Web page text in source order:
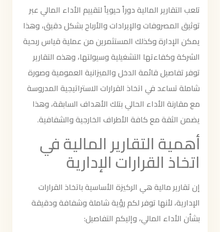
تلعب التقارير المالية دوراً حيوياً لتقييم الأداء المالي عبر
توثيق المصروفات والإيرادات والأرباح بشكل دقيق، وهذا
يمكن الإدارة وكذلك المستثمرين من عملية قياس ربحية
الشركة وكفاءتها التشغيلية وسيولتها، وهذه التقارير
توفر تفاصيل قائمة الدخل والميزانية العمومية وصورة
شاملة تساعد في اتخاذ القرارات الاستراتيجية المدروسة
مع مقارنة الأداء الحالي بتلك الأهداف السابقة، وهذا
يضمن الثقة مع كافة الأطراف الخارجية والشفافية.
أهمية التقارير المالية في
اتخاذ القرارات الإدارية
إن تقارير مالية هي الركيزة الأساسية باتخاذ القرارات
الإدارية، لأنها توفر لكم رؤية شاملة وشفافة ودقيقة
بشأن الأداء المالي، وإليكم التفاصيل: